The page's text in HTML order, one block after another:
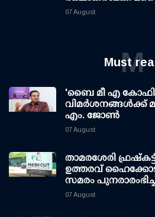
07 August
MustM
'ബൈ മീ എ കോഫി'
വിമര്‍ശനങ്ങള്‍ക്ക്
എം. ജോണ്‍
07 August
താമരശേരി
ഉത്തരവ്
സമരം
07 August